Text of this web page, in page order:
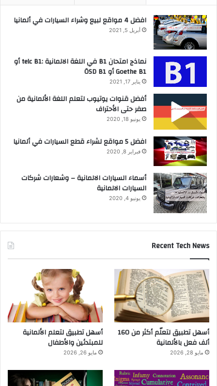
افضل 4 مواقع لبيع وشراء السيارات في ألمانيا
أبريل 5, 2021
نماذج امتحان B1 في اللغة الالمانية :telc B1 أو
Goethe B1 أو ÖSD B1
يناير 17, 2021
أفضل قنوات يوتيوب لتعلم اللغة الألمانية من
صفر حتى الأحتراف
يونيو 18, 2020
افضل 5 مواقع لشراء قطع السيارات في ألمانيا
فبراير 8, 2020
أسماء السيارات الالمانية – وشعارات شركات
السيارات الالمانية
يونيو 4, 2020
Recent Tech News
أسهل تطبيق لتعلّم أكثر من 160
ألف فعل بالألمانية
مايو 28, 2026
أسهل تطبيق لتعلم الألمانية
للمبتدئين والأطفال
مايو 26, 2026